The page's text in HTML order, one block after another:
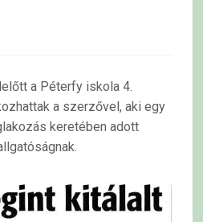
a Péterfy iskola 4.
a szerzővel, aki egy
keretében adott